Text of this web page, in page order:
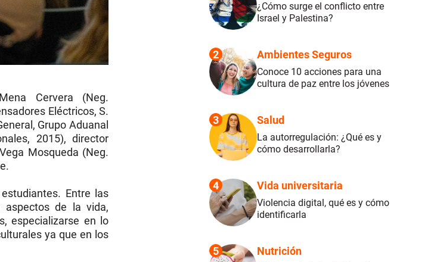
Cervera (Neg.
Eléctricos, S.
Grupo Aduanal
2015), director
Mosqueda (Neg.
Entre las
aspectos de la vida,
especializarse en lo
ya que en los
¿Cómo surge el conflicto entre
Israel y Palestina?
2 Ambientes Seguros
Conoce 10 acciones para una
cultura de paz entre los jóvenes
3 Salud
La autorregulación: ¿Qué es y
cómo desarrollarla?
4 Vida universitaria
Violencia digital, qué es y cómo
identificarla
5 Nutrición